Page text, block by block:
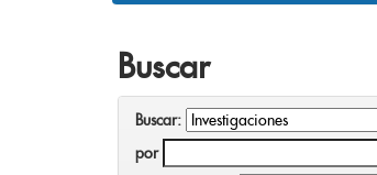
Buscar
Buscar:
por